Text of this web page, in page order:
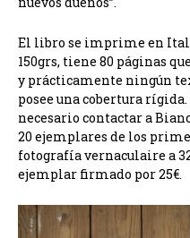
El libro se imprime en
150grs, tiene 80 páginas
y prácticamente ningún
posee una cobertura
necesario contactar a
20 ejemplares de los
fotografía vernaculaire a
ejemplar firmado por 25€.